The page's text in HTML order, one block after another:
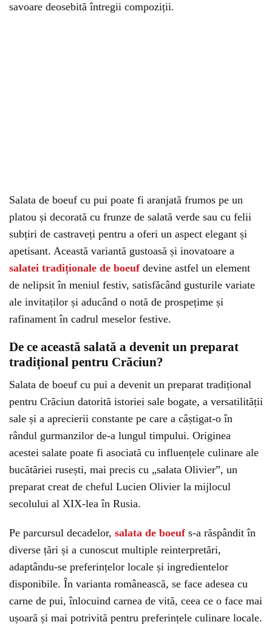
savoare deosebită întregii compoziții.
Salata de boeuf cu pui poate fi aranjată frumos pe un
platou și decorată cu frunze de salată verde sau cu felii
subțiri de castraveți pentru a oferi un aspect elegant și
apetisant. Această variantă gustoasă și inovatoare a
salatei tradiționale de boeufdevine astfel un element
de nelipsit în meniul festiv, satisfăcând gusturile variate
ale invitaților și aducând o notă de prospețime și
rafinament în cadrul meselor festive.
De ce această salată a devenit un preparat
tradițional pentru Crăciun?
Salata de boeuf cu pui a devenit un preparat tradițional
pentru Crăciun datorită istoriei sale bogate, a versatilității
sale și a aprecierii constante pe care a câștigat-o în
rândul gurmanzilor de-a lungul timpului. Originea
acestei salate poate fi asociată cu influențele culinare ale
bucătăriei rusești, mai precis cu „salata Olivier”, un
preparat creat de cheful Lucien Olivier la mijlocul
secolului al XIX-lea în Rusia.
Pe parcursul decadelor, salata de boeufs-a răspândit în
diverse țări și a cunoscut multiple reinterpretări,
adaptându-se preferințelor locale și ingredientelor
disponibile. În varianta românească, se face adesea cu
carne de pui, înlocuind carnea de vită, ceea ce o face mai
ușoară și mai potrivită pentru preferințele culinare locale.